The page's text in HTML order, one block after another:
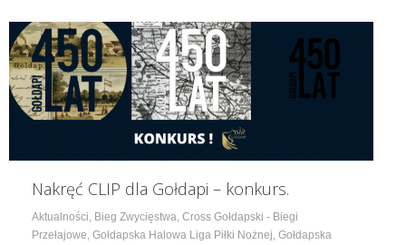
Nakręć CLIP dla Gołdapi – konkurs.
Aktualności Bieg Zwycięstwa Cross Gołdapski - Biegi
Przełajowe Gołdapska Halowa Liga Piłki Nożnej Gołdapska